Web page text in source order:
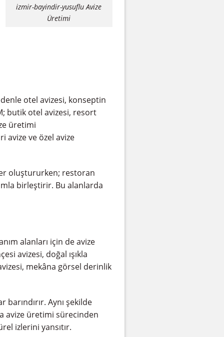
izmir-bayindir-yusuflu Avize
Üretimi
otel avizesi, konseptin
butik otel avizesi, resort
üretimi
avize ve özel avize
oluştururken; restoran
birleştirir. Bu alanlarda
alanları için de avize
avizesi, doğal ışıkla
mekâna görsel derinlik
Aynı şekilde
avize üretimi sürecinden
izlerini yansıtır.